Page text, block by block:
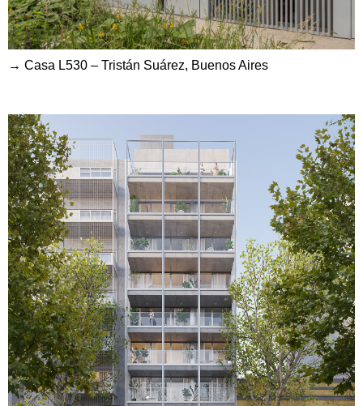
→ Casa L530 – Tristán Suárez, Buenos Aires